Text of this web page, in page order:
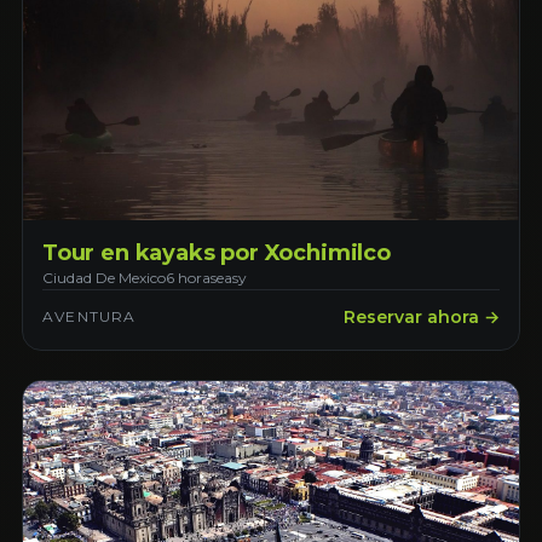
Tour en kayaks por Xochimilco
Ciudad De Mexico6 horaseasy
AVENTURA Reservar ahora →